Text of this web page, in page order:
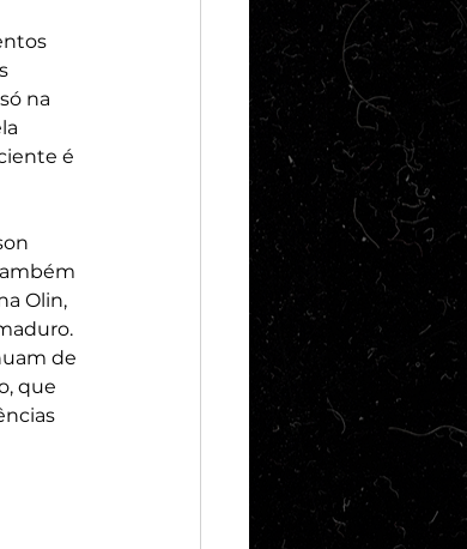
na
é
Olin,
de
que